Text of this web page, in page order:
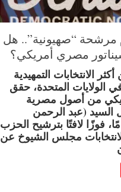
مرشحة “صهيونية”.. هل
مصري أمريكي؟
الانتخابات التمهيدية
الولايات المتحدة، حقق
من أصول مصرية
السيد (عبد الرحمن
41 عامًا، فوزًا لافتًا بترشيح الحزب
مجلس الشيوخ عن